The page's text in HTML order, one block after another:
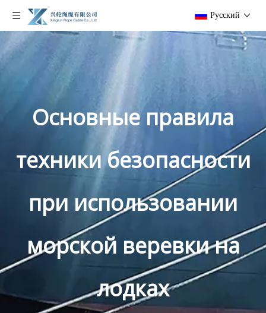
Pусский
Основные правила
техники безопасности
при использовании
морской веревки на
лодках